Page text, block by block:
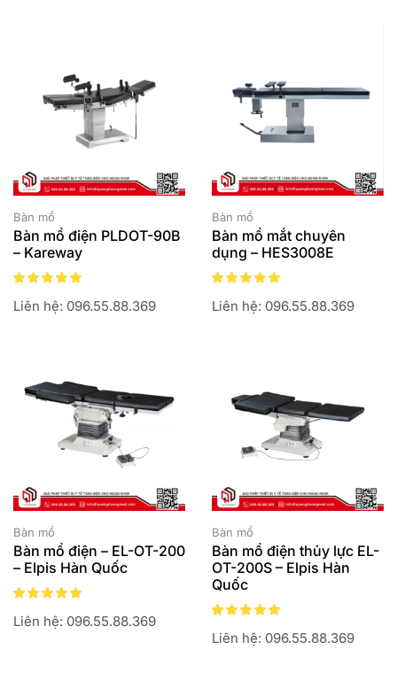
Bàn mổ
Bàn mổ điện PLDOT-90B
– Kareway
Liên hệ: 096.55.88.369
Bàn mổ
Bàn mổ mắt chuyên
dụng – HES3008E
Liên hệ: 096.55.88.369
Bàn mổ
Bàn mổ điện – EL-OT-200
– Elpis Hàn Quốc
Liên hệ: 096.55.88.369
Bàn mổ
Bàn mổ điện thủy lực EL-
OT-200S – Elpis Hàn
Quốc
Liên hệ: 096.55.88.369